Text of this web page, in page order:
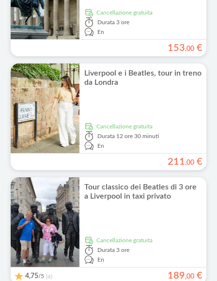
Cancellazione gratuita
Durata 3 ore
En
153,00 €
Liverpool e i Beatles, tour in treno
da Londra
Cancellazione gratuita
Durata 12 ore 30 minuti
En
211,00 €
Tour classico dei Beatles di 3 ore
a Liverpool in taxi privato
Cancellazione gratuita
Durata 3 ore
En
4,75/5 (4) 189,00 €